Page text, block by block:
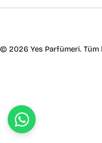
yöntemleri
© 2026 Yes Parfümeri. Tüm